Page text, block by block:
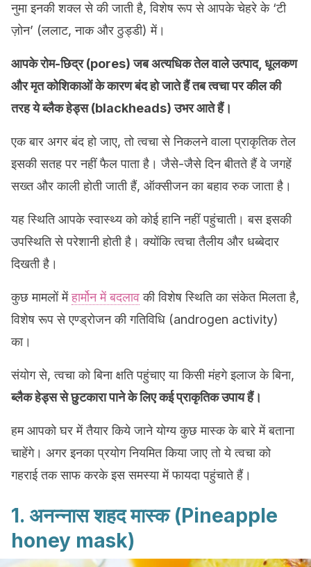
नुमा इनकी शक्ल से की जाती है, विशेष रूप से आपके चेहरे के ‘टी
ज़ोन’ (ललाट, नाक और ठुड्डी) में।
आपके रोम-छिद्र (pores) जब अत्यधिक तेल वाले उत्पाद, धूलकण
और मृत कोशिकाओं के कारण बंद हो जाते हैं तब त्वचा पर कील की
तरह ये ब्लैक हेड्स (blackheads) उभर आते हैं।
एक बार अगर बंद हो जाए, तो त्वचा से निकलने वाला प्राकृतिक तेल
इसकी सतह पर नहीं फैल पाता है। जैसे-जैसे दिन बीतते हैं वे जगहें
सख्त और काली होती जाती हैं, ऑक्सीजन का बहाव रुक जाता है।
यह स्थिति आपके स्वास्थ्य को कोई हानि नहीं पहुंचाती। बस इसकी
उपस्थिति से परेशानी होती है। क्योंकि त्वचा तैलीय और धब्बेदार
दिखती है।
कुछ मामलों मेंहार्मोन में बदलावकी विशेष स्थिति का संकेत मिलता है,
विशेष रूप से एण्ड्रोजन की गतिविधि (androgen activity)
का।
संयोग से, त्वचा को बिना क्षति पहुंचाए या किसी मंहगे इलाज के बिना,
ब्लैक हेड्स से छुटकारा पाने के लिए कई प्राकृतिक उपाय हैं।
हम आपको घर में तैयार किये जाने योग्य कुछ मास्क के बारे में बताना
चाहेंगे। अगर इनका प्रयोग नियमित किया जाए तो ये त्वचा को
गहराई तक साफ करके इस समस्या में फायदा पहुंचाते हैं।
1. अनन्नास शहद मास्क (Pineapple
honey mask)